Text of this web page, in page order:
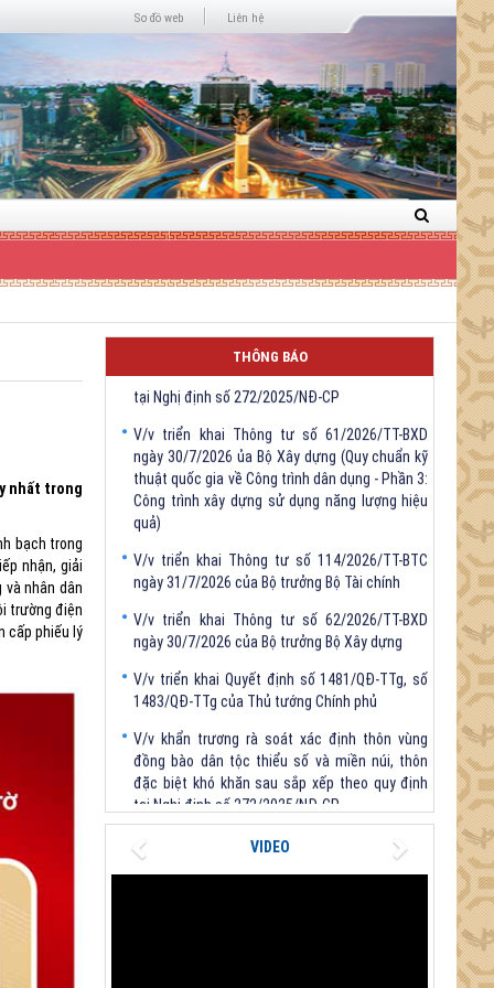
Sơ đồ web Liên hệ Next
nhất trong
bạch trong
nhận, giải
nhân dân
trường điện
cấp phiếu lý
THÔNG BÁO
V/v triển khai Thông tư số 61/2026/TT-BXD
thuật quốc gia về Công trình dân dụng - Phần 3:
Công trình xây dựng sử dụng năng lượng hiệu
quả)
V/v triển khai Thông tư số 114/2026/TT-BTC
V/v triển khai Thông tư số 62/2026/TT-BXD
V/v triển khai Quyết định số 1481/QĐ-TTg, số
V/v khẩn trương rà soát xác định thôn vùng
đặc biệt khó khăn sau sắp xếp theo quy định
tại Nghị định số 272/2025/NĐ-CP
V/v triển khai Thông tư số 61/2026/TT-BXD
ngày 30/7/2026 ủa Bộ Xây dựng (Quy chuẩn kỹ
thuật quốc gia về Công trình dân dụng - Phần 3:
Công trình xây dựng sử dụng năng lượng hiệu
VIDEO
Previous